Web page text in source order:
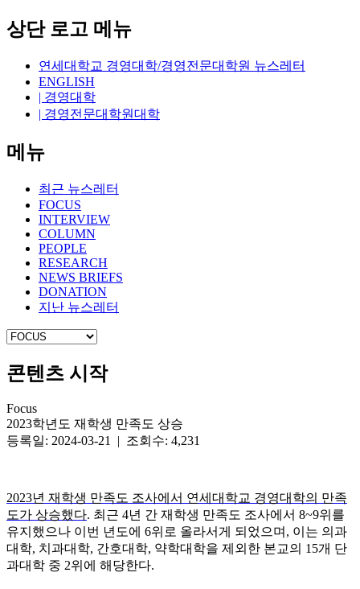
상단 로고 메뉴
연세대학교 경영대학/경영전문대학원 뉴스레터
ENGLISH
| 경영대학
| 경영전문대학원대학
메뉴
최근 뉴스레터
FOCUS
INTERVIEW
COLUMN
PEOPLE
RESEARCH
NEWS BRIEFS
DONATION
지난 뉴스레터
콘텐츠 시작
Focus
2023학년도 재학생 만족도 상승
등록일: 2024-03-21 | 조회수: 4,231
2023년 재학생 만족도 조사에서 연세대학교 경영대학의 만족
도가 상승했다. 최근 4년 간 재학생 만족도 조사에서 8~9위를
유지했으나 이번 년도에 6위로 올라서게 되었으며, 이는 의과
대학, 치과대학, 간호대학, 약학대학을 제외한 본교의 15개 단
과대학 중 2위에 해당한다.